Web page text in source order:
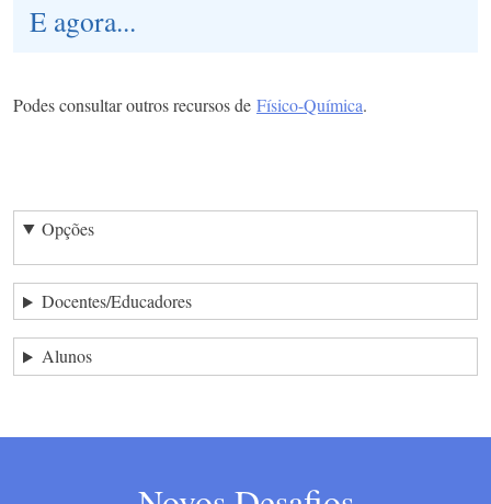
E agora...
Podes consultar outros recursos de Físico-Química.
Opções
Docentes/Educadores
Alunos